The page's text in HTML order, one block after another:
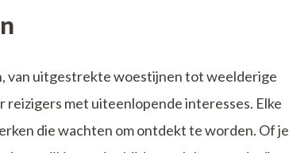
van uitgestrekte woestijnen tot weelderige
met uiteenlopende interesses. Elke
die wachten om ontdekt te worden. Of je